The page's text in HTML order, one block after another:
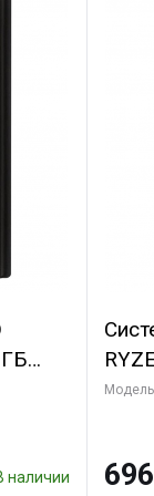
наличии
ОЗУ/